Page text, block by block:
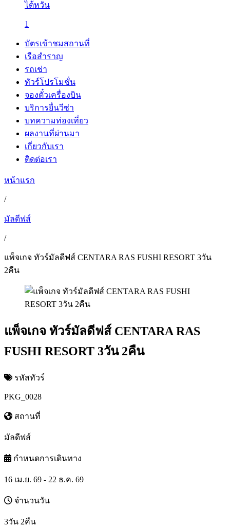
ไต้หวัน
1
บัตรเข้าชมสถานที่
เรือสำราญ
รถเช่า
ทัวร์โปรโมชั่น
จองตั๋วเครื่องบิน
บริการยื่นวีซ่า
บทความท่องเที่ยว
ผลงานที่ผ่านมา
เกี่ยวกับเรา
ติดต่อเรา
หน้าแรก
/
มัลดีฟส์
/
แพ็จเกจ ทัวร์มัลดีฟส์ CENTARA RAS FUSHI RESORT 3วัน
2คืน
แพ็จเกจ ทัวร์มัลดีฟส์ CENTARA RAS
FUSHI RESORT 3วัน 2คืน
รหัสทัวร์
PKG_0028
สถานที่
มัลดีฟส์
กำหนดการเดินทาง
16 เม.ย. 69 - 22 ธ.ค. 69
จำนวนวัน
3วัน 2คืน